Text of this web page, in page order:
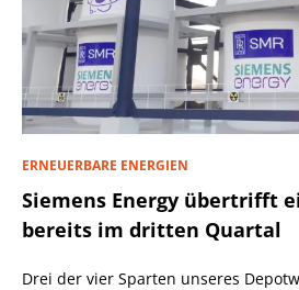
ERNEUERBARE ENERGIEN
Siemens Energy übertrifft
bereits im dritten Quartal
Drei der vier Sparten unseres